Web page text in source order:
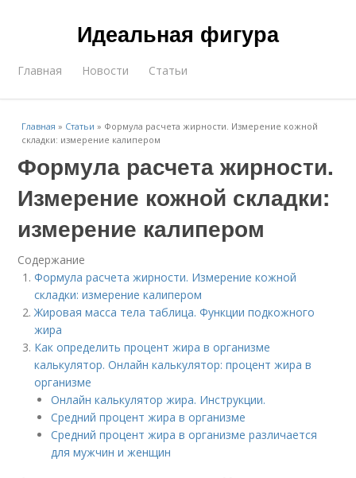
Идеальная фигура
Главная Новости Статьи
Главная » Статьи » Формула расчета жирности. Измерение кожной
складки: измерение калипером
Формула расчета жирности.
Измерение кожной складки:
измерение калипером
Содержание
Формула расчета жирности. Измерение кожной
складки: измерение калипером
Жировая масса тела таблица. Функции подкожного
жира
Как определить процент жира в организме
калькулятор. Онлайн калькулятор: процент жира в
организме
Онлайн калькулятор жира. Инструкции.
Средний процент жира в организме
Средний процент жира в организме различается
для мужчин и женщин